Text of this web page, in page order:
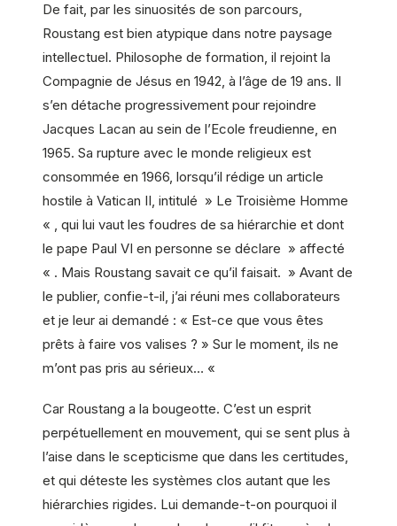
De fait, par les sinuosités de son parcours,
Roustang est bien atypique dans notre paysage
intellectuel. Philosophe de formation, il rejoint la
Compagnie de Jésus en 1942, à l’âge de 19 ans. Il
s’en détache progressivement pour rejoindre
Jacques Lacan au sein de l’Ecole freudienne, en
1965. Sa rupture avec le monde religieux est
consommée en 1966, lorsqu’il rédige un article
hostile à Vatican II, intitulé » Le Troisième Homme
« , qui lui vaut les foudres de sa hiérarchie et dont
le pape Paul VI en personne se déclare » affecté
« . Mais Roustang savait ce qu’il faisait. » Avant de
le publier, confie-t-il, j’ai réuni mes collaborateurs
et je leur ai demandé : « Est-ce que vous êtes
prêts à faire vos valises ? » Sur le moment, ils ne
m’ont pas pris au sérieux… «
Car Roustang a la bougeotte. C’est un esprit
perpétuellement en mouvement, qui se sent plus à
l’aise dans le scepticisme que dans les certitudes,
et qui déteste les systèmes clos autant que les
hiérarchies rigides. Lui demande-t-on pourquoi il